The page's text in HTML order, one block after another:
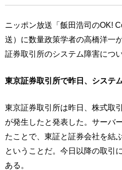
ニッポン放送「飯田浩司のOK!
送）に数量政策学者の高橋洋一
証券取引所のシステム障害につ
東京証券取引所で昨日、システ
東京証券取引所は昨日、株式取
が発生したと発表した。サーバ
たことで、東証と証券会社を結
ということだ。今日以降の取引
ある。